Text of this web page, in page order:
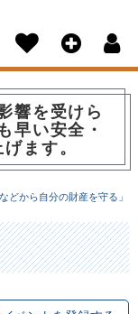
響を受けら
早い安全・
ます。
どから自分の財産を守る」